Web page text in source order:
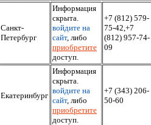
Санкт-
Петербург
Информация
скрыта.
войдите на
сайт, либо
приобретите
доступ.
+7 (812) 579-
75-42,+7
(812) 957-74-
09
Екатеринбург
Информация
скрыта.
войдите на
сайт, либо
приобретите
доступ.
+7 (343) 206-
50-60